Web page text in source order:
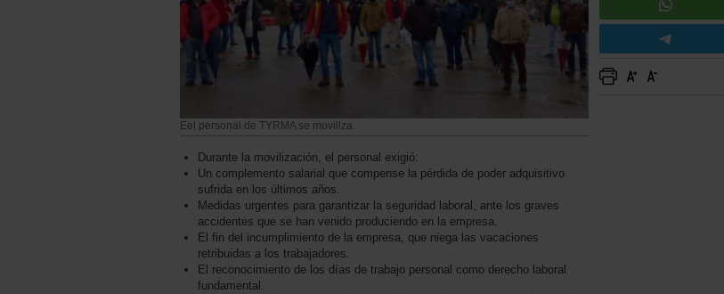
Eel personal de TYRMA se moviliza.
Durante la movilización, el personal exigió:
Un complemento salarial que compense la pérdida de poder adquisitivo
sufrida en los últimos años.
Medidas urgentes para garantizar la seguridad laboral, ante los graves
accidentes que se han venido produciendo en la empresa.
El fin del incumplimiento de la empresa, que niega las vacaciones
retribuidas a los trabajadores.
El reconocimiento de los días de trabajo personal como derecho laboral
fundamental.